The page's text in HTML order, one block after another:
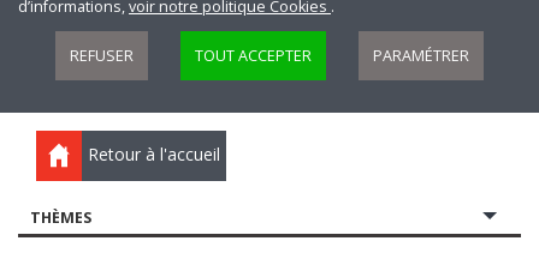
d’informations,voir notre politique Cookies .
REFUSER TOUT ACCEPTER PARAMÉTRER
Retour à l'accueil
THÈMES